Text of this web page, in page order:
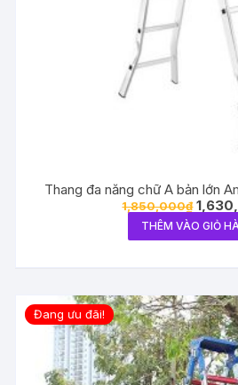
Thang đa năng chữ A bản lớn
1,850,000₫
THÊM VÀO GIỎ
Đang ưu đãi!